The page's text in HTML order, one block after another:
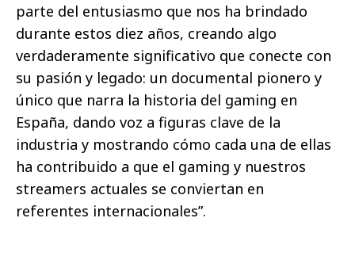
parte del entusiasmo que nos ha brindado
durante estos diez años, creando algo
verdaderamente significativo que conecte con
su pasión y legado: un documental pionero y
único que narra la historia del gaming en
España, dando voz a figuras clave de la
industria y mostrando cómo cada una de ellas
ha contribuido a que el gaming y nuestros
streamers actuales se conviertan en
referentes internacionales”.